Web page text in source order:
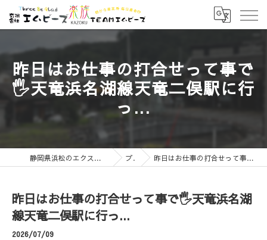
昨日はお仕事の打合せって事で
🖐️天竜浜名湖線天竜二俣駅に行
っ...
静岡県浜松のエクステリアなら有限会社エムビーズ ブログ 昨日はお仕事の打合せって事で🖐️天竜浜名湖線天竜二俣駅に行っ...
昨日はお仕事の打合せって事で🖐️天竜浜名湖
線天竜二俣駅に行っ...
2026/07/09